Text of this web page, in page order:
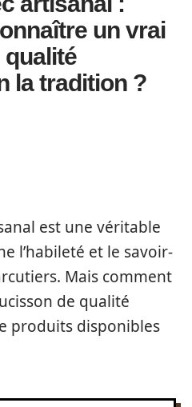
un vrai
la tradition ?
est une véritable
l’habileté et le savoir-
Mais comment
de qualité
produits disponibles